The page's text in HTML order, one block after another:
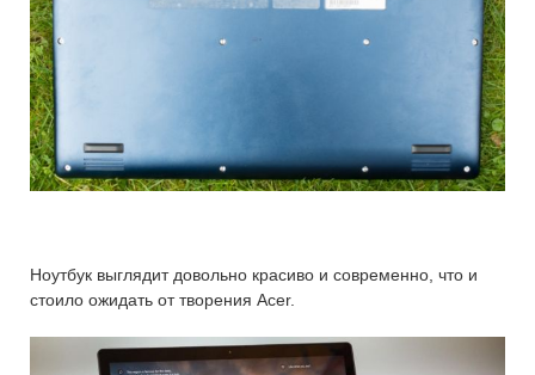
Ноутбук выглядит довольно красиво и современно, что и
стоило ожидать от творения Acer.